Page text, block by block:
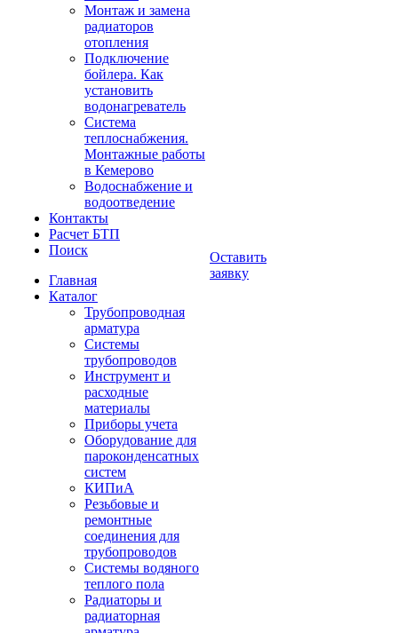
Монтаж и замена
радиаторов
отопления
Подключение
бойлера. Как
установить
водонагреватель
Система
теплоснабжения.
Монтажные работы
в Кемерово
Водоснабжение и
водоотведение
Контакты
Расчет БТП
Поиск
Главная
Каталог
Трубопроводная
арматура
Системы
трубопроводов
Инструмент и
расходные
материалы
Приборы учета
Оборудование для
пароконденсатных
систем
КИПиА
Резьбовые и
ремонтные
соединения для
трубопроводов
Системы водяного
теплого пола
Радиаторы и
радиаторная
Оставить
заявку